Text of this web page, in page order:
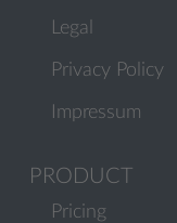
Legal
Privacy Policy
Impressum
PRODUCT
Pricing